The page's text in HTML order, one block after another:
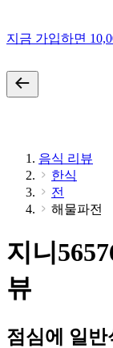
지금 가입하면
음식 리뷰
한식
전
해물파전
지니
뷰
점심에 일반